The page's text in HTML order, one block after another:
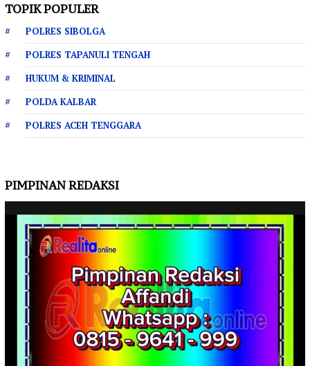
TOPIK POPULER
POLRES SIBOLGA
POLRES TAPANULI TENGAH
HUKUM & KRIMINAL
POLDA KALBAR
POLRES ACEH TENGGARA
PIMPINAN REDAKSI